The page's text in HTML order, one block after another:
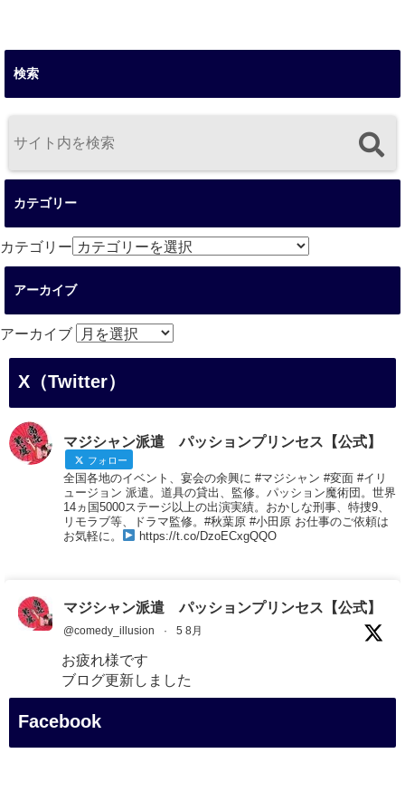
検索
カテゴリー
カテゴリー
アーカイブ
アーカイブ
X（Twitter）
マジシャン派遣 パッションプリンセス【公式】
フォロー
全国各地のイベント、宴会の余興に #マジシャン #変面 #イリ
ュージョン 派遣。道具の貸出、監修。パッション魔術団。世界
14ヵ国5000ステージ以上の出演実績。おかしな刑事、特捜9、
リモラブ等、ドラマ監修。#秋葉原 #小田原 お仕事のご依頼は
お気軽に。
https://t.co/DzoECxgQQO
マジシャン派遣 パッションプリンセス【公式】
@comedy_illusion · 5 8月
お疲れ様です
ブログ更新しました
「マジシャン和歌山旅 白浜町・三段壁展望台」
Facebook